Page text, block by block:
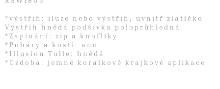
*výstřih: iluze nebo výstřih, uvnitř zlatíčko
Výstřih hnědá podšívka poloprůhledná
*Zapínání: zip a knoflíky
*Poháry a kosti: ano
*Illusion Tulle: hnědá
*Ozdoba: jemné korálkové krajkové aplikace